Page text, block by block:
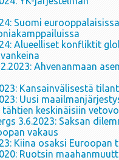
Suomi
Alueelliset konfliktit
Ahvenanmaan
Kansainvälisestä
Uusi
keskinäisiin
3.6.2023: Saksan
vakaus
Kiina osaksi Euroopan
Ruotsin